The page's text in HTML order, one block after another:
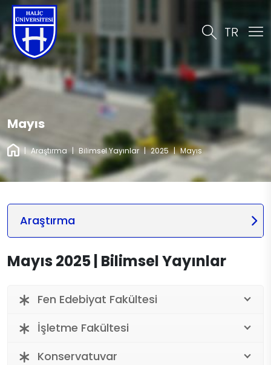
TR
Mayıs
| Araştırma | Bilimsel Yayınlar | 2025 | Mayıs
Araştırma
Mayıs 2025 | Bilimsel Yayınlar
Fen Edebiyat Fakültesi
İşletme Fakültesi
Konservatuvar